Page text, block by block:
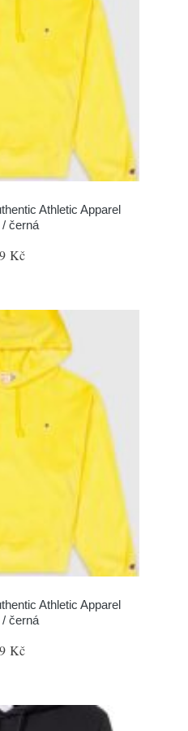
Athletic Apparel
černá
Kč
Athletic Apparel
černá
Kč